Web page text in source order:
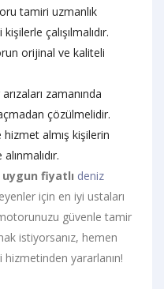
tamiri uzmanlık
çalışılmalıdır.
orijinal ve kaliteli
zamanında
çözülmelidir.
almış kişilerin
fiyatlı deniz
için en iyi ustaları
güvenle tamir
istiyorsanız, hemen
yararlanın!